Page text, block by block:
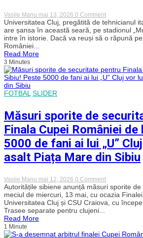
Vasile Manu mai 13, 2026 0 Commenton
Cum
a
prefațat
Bergodi
Cupei
României:
„Echipa
punctele
de
vedere”
Universitatea Cluj, pregătită de tehnicianul
are șansa în această seară, pe stadionul
intre în istorie. Dacă va reuși să o răpună
României...
Read More
3 Minutes
FOTBAL SLIDER
Măsuri sporite de
Finala Cupei României
5000 de fani ai lui „U”
asalt Piața Mare din Sibiu
Vasile Manu mai 12, 2026 0 Commenton
Măsuri
sporite
de
securitate
României
Autoritățile sibiene anunță măsuri sporite
meciul de miercuri, 13 mai, cu ocazia
Universitatea Cluj și CSU Craiova, cu
Trasee separate pentru clujeni...
Read More
1 Minute